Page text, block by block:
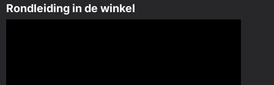
Rondleiding in de winkel